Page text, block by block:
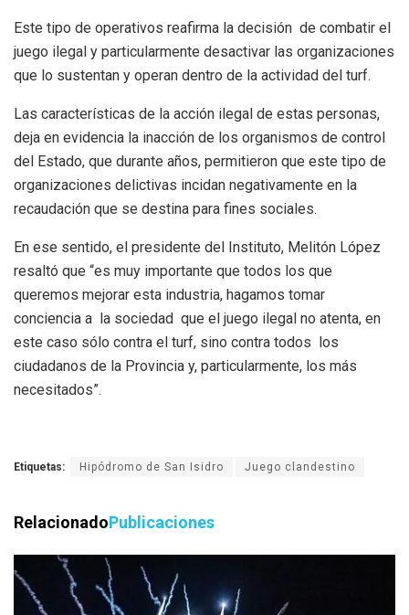
Este tipo de operativos reafirma la decisión de combatir el
juego ilegal y particularmente desactivar las organizaciones
que lo sustentan y operan dentro de la actividad del turf.
Las características de la acción ilegal de estas personas,
deja en evidencia la inacción de los organismos de control
del Estado, que durante años, permitieron que este tipo de
organizaciones delictivas incidan negativamente en la
recaudación que se destina para fines sociales.
En ese sentido, el presidente del Instituto, Melitón López
resaltó que “es muy importante que todos los que
queremos mejorar esta industria, hagamos tomar
conciencia a la sociedad que el juego ilegal no atenta, en
este caso sólo contra el turf, sino contra todos los
ciudadanos de la Provincia y, particularmente, los más
necesitados”.
Etiquetas: Hipódromo de San Isidro Juego clandestino
RelacionadoPublicaciones